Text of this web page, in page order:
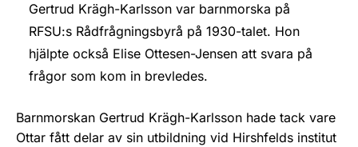
Gertrud Krägh-Karlsson var barnmorska på
RFSU:s Rådfrågningsbyrå på 1930-talet. Hon
hjälpte också Elise Ottesen-Jensen att svara på
frågor som kom in brevledes.
Barnmorskan Gertrud Krägh-Karlsson hade tack vare
Ottar fått delar av sin utbildning vid Hirshfelds institut